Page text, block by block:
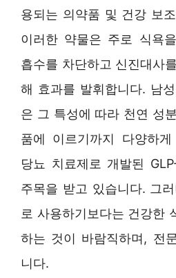
용되는 의약품 및 건강 보
이러한 약물은 주로 식욕
흡수를 차단하고 신진대사
해 효과를 발휘합니다. 남
은 그 특성에 따라 천연 성
품에 이르기까지 다양하
당뇨 치료제로 개발된
주목을 받고 있습니다. 그
로 사용하기보다는 건강한
하는 것이 바람직하며, 전
니다.